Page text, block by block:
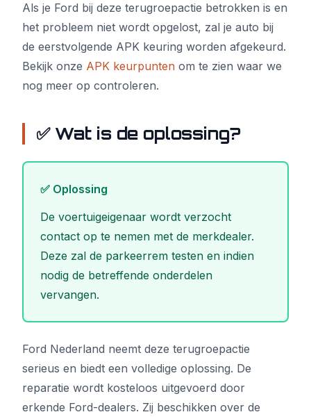
Als je Ford bij deze terugroepactie betrokken is en
het probleem niet wordt opgelost, zal je auto bij
de eerstvolgende APK keuring worden afgekeurd.
Bekijk onze APK keurpunten om te zien waar we
nog meer op controleren.
✅ Wat is de oplossing?
✅ Oplossing
De voertuigeigenaar wordt verzocht
contact op te nemen met de merkdealer.
Deze zal de parkeerrem testen en indien
nodig de betreffende onderdelen
vervangen.
Ford Nederland neemt deze terugroepactie
serieus en biedt een volledige oplossing. De
reparatie wordt kosteloos uitgevoerd door
erkende Ford-dealers. Zij beschikken over de